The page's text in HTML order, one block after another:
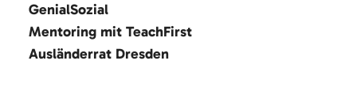
GenialSozial
Mentoring mit TeachFirst
Ausländerrat Dresden